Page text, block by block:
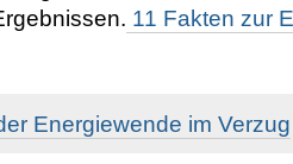
11 Fakten zur
Energiewende im Verzug